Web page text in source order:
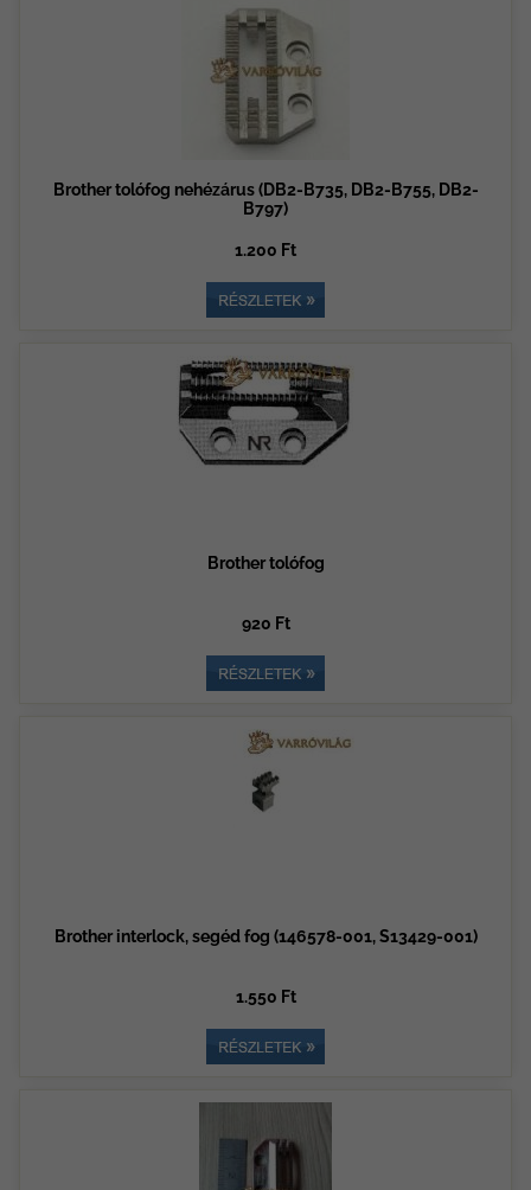
Brother tolófog nehézárus (DB2-B735, DB2-B755, DB2-
B797)
1.200 Ft
Brother tolófog
920 Ft
Brother interlock, segéd fog (146578-001, S13429-001)
1.550 Ft